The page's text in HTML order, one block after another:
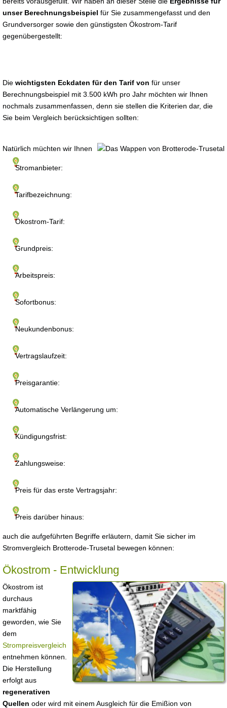
unser Berechnungsbeispiel für Sie zusammengefasst und den
Grundversorger sowie den günstigsten Ökostrom-Tarif
gegenübergestellt:
Die wichtigsten Eckdaten für den Tarif von für unser
Berechnungsbeispiel mit 3.500 kWh pro Jahr möchten wir Ihnen
nochmals zusammenfassen, denn sie stellen die Kriterien dar, die
Sie beim Vergleich berücksichtigen sollten:
Stromanbieter:
Tarifbezeichnung:
Ökostrom-Tarif:
Grundpreis:
Arbeitspreis:
Sofortbonus:
Neukundenbonus:
Vertragslaufzeit:
Preisgarantie:
Automatische Verlängerung um:
Kündigungsfrist:
Zahlungsweise:
Preis für das erste Vertragsjahr:
Preis darüber hinaus:
Natürlich müchten wir Ihnen
auch die aufgeführten Begriffe erläutern, damit Sie sicher im
Stromvergleich Brotterode-Trusetal bewegen können:
Ökostrom - Entwicklung
Ökostrom ist
durchaus
marktfähig
geworden, wie Sie
dem
Strompreisvergleich
entnehmen können.
Die Herstellung
erfolgt aus
regenerativen
Quellen oder wird mit einem Ausgleich für die Emißion von